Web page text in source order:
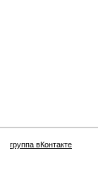
группа вКонтакте